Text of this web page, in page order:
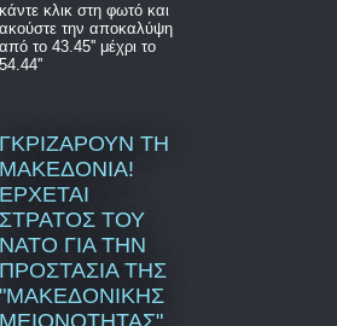
κάντε κλικ στη φωτό και
ακούστε την αποκαλύψη
από το 43.45'' μέχρι το
54.44''
ΓΚΡΙΖΑΡΟΥΝ ΤΗ
ΜΑΚΕΔΟΝΙΑ!
ΕΡΧΕΤΑΙ
ΣΤΡΑΤΟΣ ΤΟΥ
ΝΑΤΟ ΓΙΑ ΤΗΝ
ΠΡΟΣΤΑΣΙΑ ΤΗΣ
"ΜΑΚΕΔΟΝΙΚΗΣ